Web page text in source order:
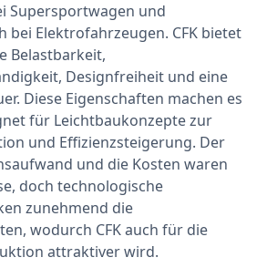
Supersportwagen und
bei Elektrofahrzeugen. CFK bietet
Belastbarkeit,
Designfreiheit und eine
Diese Eigenschaften machen es
für Leichtbaukonzepte zur
und Effizienzsteigerung. Der
und die Kosten waren
doch technologische
zunehmend die
wodurch CFK auch für die
attraktiver wird.